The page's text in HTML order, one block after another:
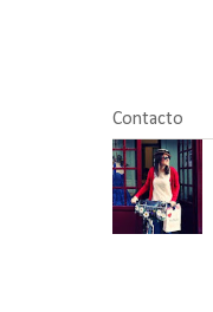
Contacto